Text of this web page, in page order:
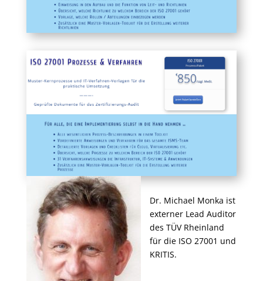
Dr. Michael Monka ist
externer Lead Auditor
des TÜV Rheinland
für die ISO 27001 und
KRITIS.